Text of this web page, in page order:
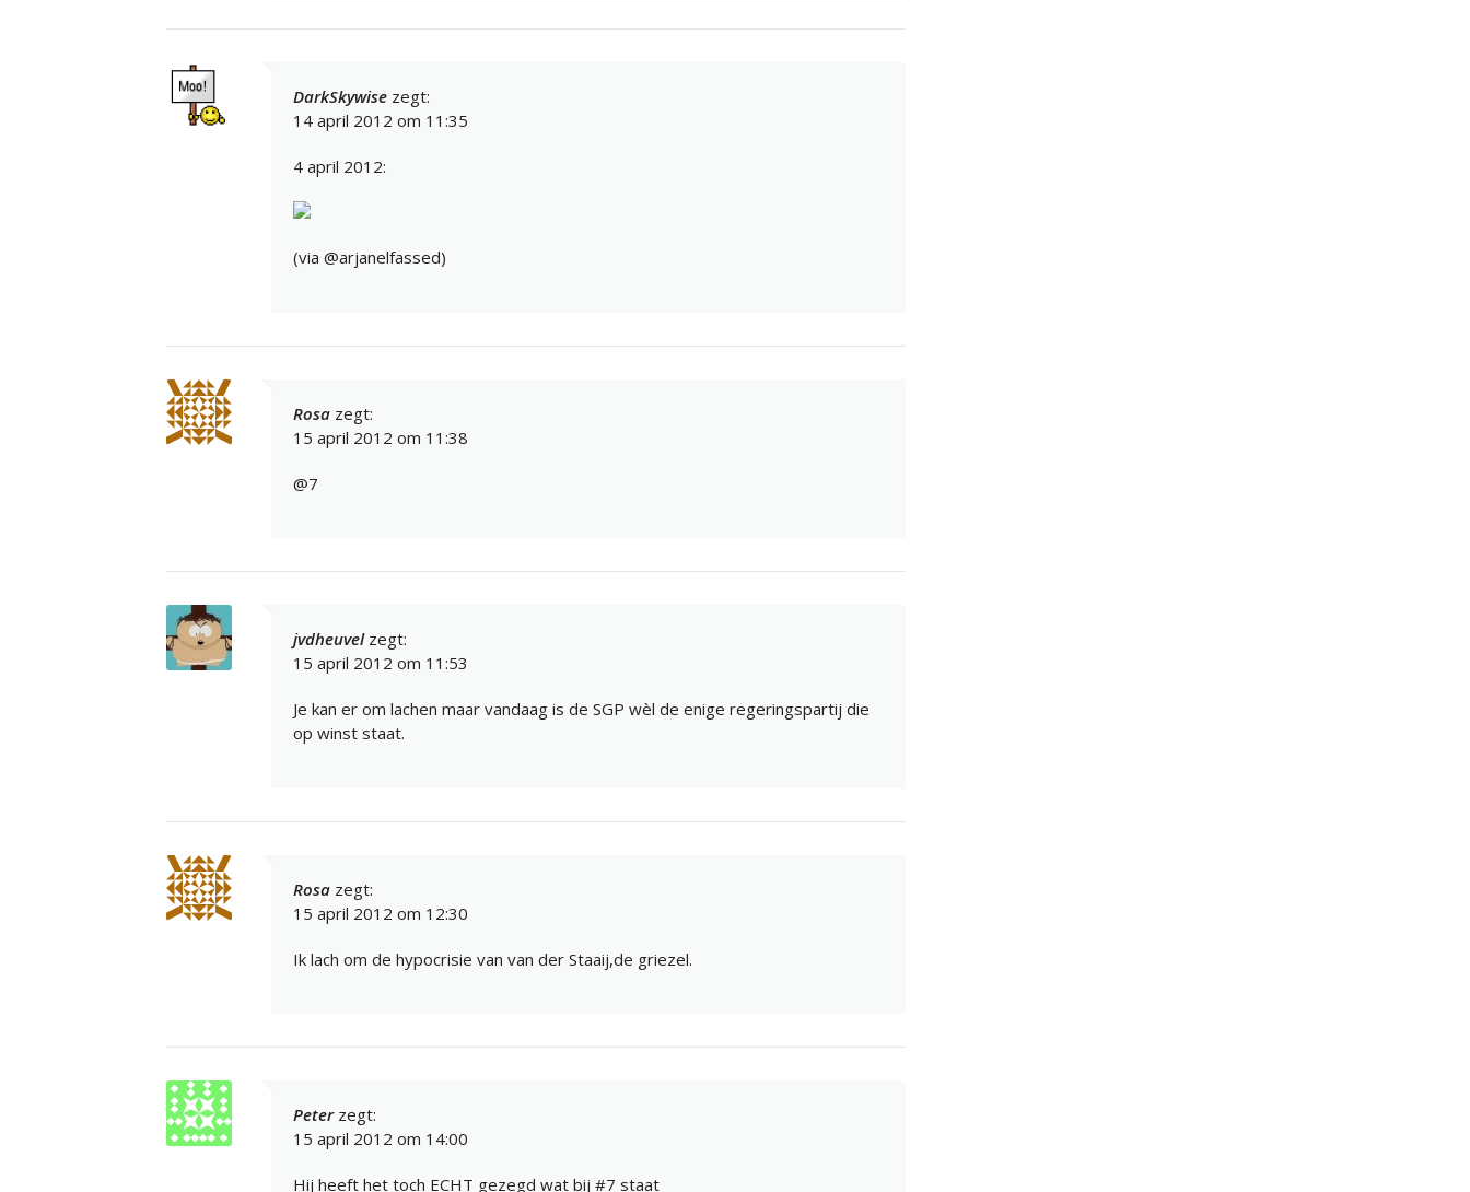
DarkSkywise zegt:
14 april 2012 om 11:35
4 april 2012:
(via @arjanelfassed)
Rosa zegt:
15 april 2012 om 11:38
@7
jvdheuvel zegt:
15 april 2012 om 11:53
Je kan er om lachen maar vandaag is de SGP wèl de enige regeringspartij die
op winst staat.
Rosa zegt:
15 april 2012 om 12:30
Ik lach om de hypocrisie van van der Staaij,de griezel.
Peter zegt:
15 april 2012 om 14:00
Hij heeft het toch ECHT gezegd wat bij #7 staat